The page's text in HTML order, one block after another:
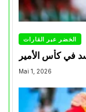
الخضر عبر القارات
في كأس الأمير
Mai 1, 2026